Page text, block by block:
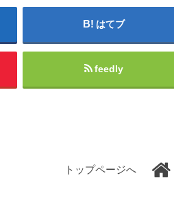
はてブ
feedly
トップページへ